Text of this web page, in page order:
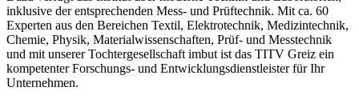
inklusive der entsprechenden Mess- und Prüftechnik. Mit ca. 60
Experten aus den Bereichen Textil, Elektrotechnik, Medizintechnik,
Chemie, Physik, Materialwissenschaften, Prüf- und Messtechnik
und mit unserer Tochtergesellschaft imbut ist das TITV Greiz ein
kompetenter Forschungs- und Entwicklungsdienstleister für Ihr
Unternehmen.